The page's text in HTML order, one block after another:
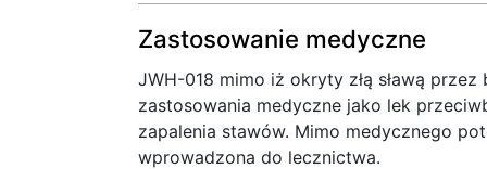
Zastosowanie medyczne
JWH-018 mimo iż okryty złą sławą
zastosowania medyczne jako lek
zapalenia stawów. Mimo medycznego
wprowadzona do lecznictwa.